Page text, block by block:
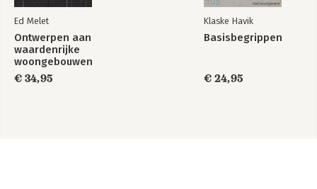
Ed Melet
Ontwerpen aan
waardenrijke
woongebouwen
€ 34,95
Klaske Havik
Basisbegrippen
€ 24,95